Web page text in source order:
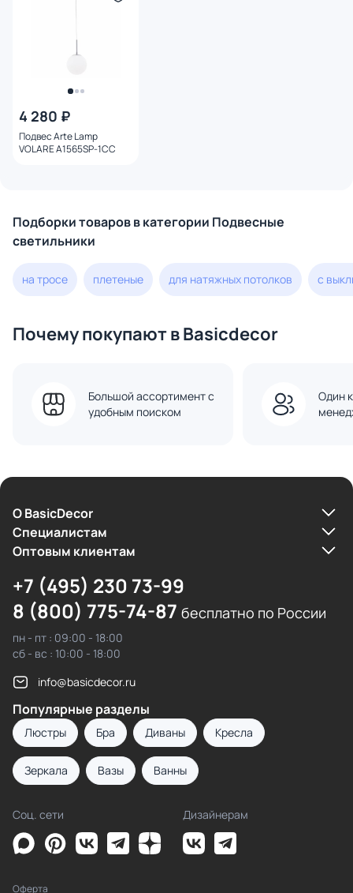
4 280 ₽
Подвес Arte Lamp
VOLARE A1565SP-1CC
Подборки товаров в категории Подвесные
светильники
на тросе плетеные для натяжных потолков с
Почему покупают в Basicdecor
Большой ассортимент с
удобным поиском
Один
О BasicDecor
Cпециалистам
Оптовым клиентам
+7 (495) 230 73-99
8 (800) 775-74-87 бесплатно по России
пн - пт : 09:00 - 18:00
сб - вс : 10:00 - 18:00
info@basicdecor.ru
Популярные разделы
Люстры Бра Диваны Кресла
Зеркала Вазы Ванны
Соц. сети Дизайнерам
Оферта